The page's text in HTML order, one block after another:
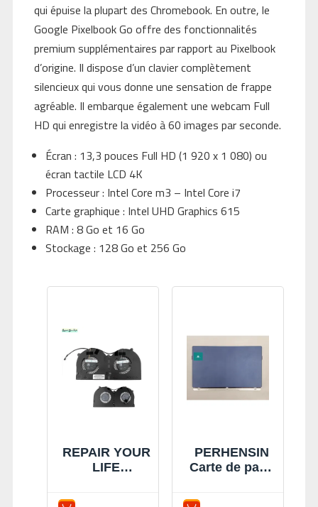
qui épuise la plupart des Chromebook. En outre, le
Google Pixelbook Go offre des fonctionnalités
premium supplémentaires par rapport au Pixelbook
d’origine. Il dispose d’un clavier complètement
silencieux qui vous donne une sensation de frappe
agréable. Il embarque également une webcam Full
HD qui enregistre la vidéo à 60 images par seconde.
Écran : 13,3 pouces Full HD (1 920 x 1 080) ou
écran tactile LCD 4K
Processeur : Intel Core m3 – Intel Core i7
Carte graphique : Intel UHD Graphics 615
RAM : 8 Go et 16 Go
Stockage : 128 Go et 256 Go
REPAIR YOUR
LIFE
PERHENSIN
Carte de pavé